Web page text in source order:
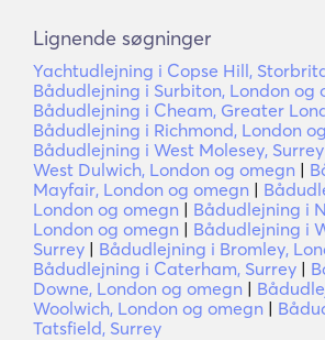
Lignende søgninger
Yachtudlejning i Copse Hill,
Bådudlejning i Surbiton, London og
Bådudlejning i Cheam, Greater
Bådudlejning i Richmond, London
Bådudlejning i West Molesey, Surrey
West Dulwich, London og omegn |
Mayfair, London og omegn |
London og omegn | Bådudlejning i
London og omegn | Bådudlejning i
Surrey | Bådudlejning i Bromley,
Bådudlejning i Caterham, Surrey |
Downe, London og omegn |
Woolwich, London og omegn |
Tatsfield, Surrey